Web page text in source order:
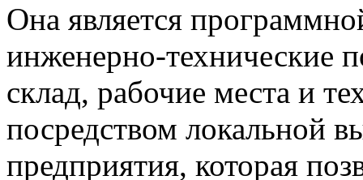
Она является
инженерно-технические
склад, рабочие места и
посредством локальной
предприятия, которая